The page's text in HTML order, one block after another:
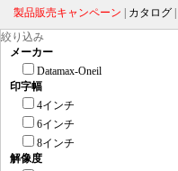
製品販売キャンペーン カタログ
絞り込み
メーカー
Datamax-Oneil
印字幅
4インチ
6インチ
8インチ
解像度